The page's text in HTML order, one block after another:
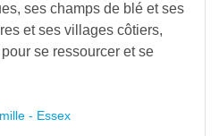
ses champs de blé et ses
et ses villages côtiers,
pour se ressourcer et se
- Essex